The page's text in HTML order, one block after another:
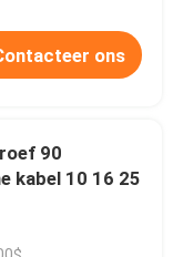
ons
90
kabel 10 16 25